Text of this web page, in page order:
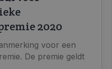
2020
voor een
De premie geldt